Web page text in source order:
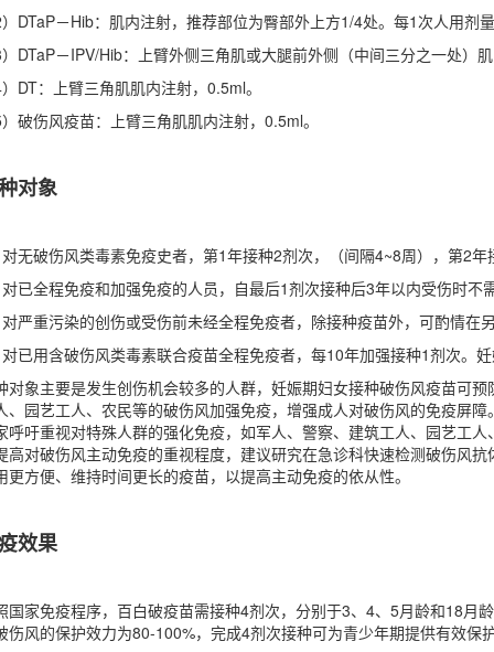
DTaP－Hib：肌内注射，推荐部位为臀部外上方1/4处。每1次人用
DTaP－IPV/Hib：上臂外侧三角肌或大腿前外侧（中间三分之一处）
DT：上臂三角肌肌内注射，0.5ml。
破伤风疫苗：上臂三角肌肌内注射，0.5ml。
对象
无破伤风类毒素免疫史者，第1年接种2剂次，（间隔4~8周），第2
已全程免疫和加强免疫的人员，自最后1剂次接种后3年以内受伤时不
严重污染的创伤或受伤前未经全程免疫者，除接种疫苗外，可酌情在
已用含破伤风类毒素联合疫苗全程免疫者，每10年加强接种1剂次。
对象主要是发生创伤机会较多的人群，妊娠期妇女接种破伤风疫苗可
、园艺工人、农民等的破伤风加强免疫，增强成人对破伤风的免疫屏
呼吁重视对特殊人群的强化免疫，如军人、警察、建筑工人、园艺工
高对破伤风主动免疫的重视程度，建议研究在急诊科快速检测破伤风
更方便、维持时间更长的疫苗，以提高主动免疫的依从性。
效果
国家免疫程序，百白破疫苗需接种4剂次，分别于3、4、5月龄和18月
伤风的保护效力为80-100%，完成4剂次接种可为青少年期提供有效保